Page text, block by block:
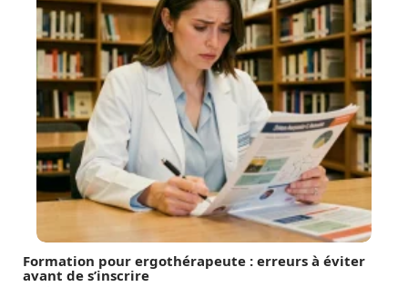
Formation pour ergothérapeute : erreurs à éviter
avant de s’inscrire